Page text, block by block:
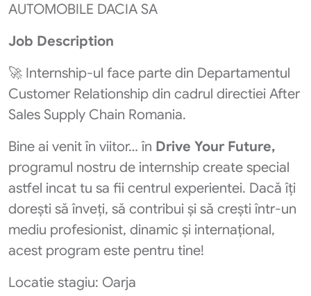
AUTOMOBILE DACIA SA
Job Description
🚀 Internship-ul face parte din Departamentul
Customer Relationship din cadrul directiei After
Sales Supply Chain Romania.
Bine ai venit în viitor… în Drive Your Future,
programul nostru de internship create special
astfel incat tu sa fii centrul experientei. Dacă îți
dorești să înveți, să contribui și să crești într-un
mediu profesionist, dinamic și internațional,
acest program este pentru tine!
Locatie stagiu: Oarja